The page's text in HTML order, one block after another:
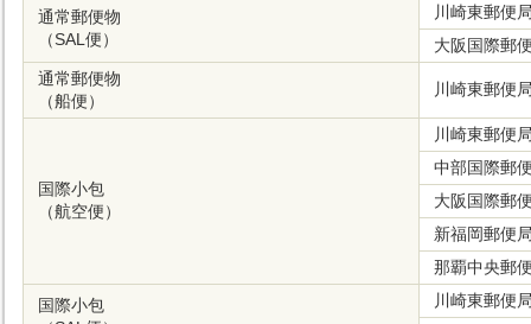
通常郵便物
（SAL便）
川崎東郵便
大阪国際郵
通常郵便物
（船便）
川崎東郵便
国際小包
（航空便）
川崎東郵便
中部国際郵
大阪国際郵
新福岡郵便
那覇中央郵
国際小包
川崎東郵便